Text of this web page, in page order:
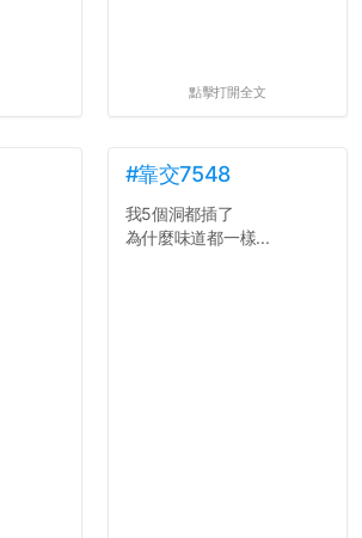
點擊打開全文
#靠交7548
我5個洞都插了
為什麼味道都一樣...